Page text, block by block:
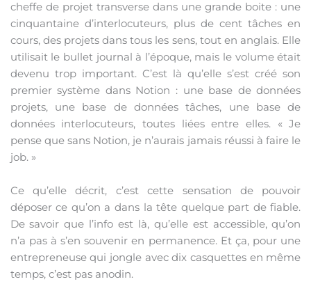
cheffe de projet transverse dans une grande boite : une
cinquantaine d’interlocuteurs, plus de cent tâches en
cours, des projets dans tous les sens, tout en anglais. Elle
utilisait le bullet journal à l’époque, mais le volume était
devenu trop important. C’est là qu’elle s’est créé son
premier système dans Notion : une base de données
projets, une base de données tâches, une base de
données interlocuteurs, toutes liées entre elles. « Je
pense que sans Notion, je n’aurais jamais réussi à faire le
job. »
Ce qu’elle décrit, c’est cette sensation de pouvoir
déposer ce qu’on a dans la tête quelque part de fiable.
De savoir que l’info est là, qu’elle est accessible, qu’on
n’a pas à s’en souvenir en permanence. Et ça, pour une
entrepreneuse qui jongle avec dix casquettes en même
temps, c’est pas anodin.